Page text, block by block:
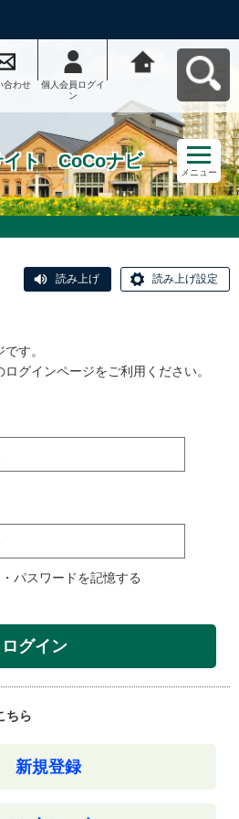
合わせ
個人会員ログイ
ン
ナビへ戻る
イト CoCoナビ
メニュー
読み上げ 読み上げ設定
す。
グインページをご利用ください。
パスワードを記憶する
ログイン
ちら
新規登録